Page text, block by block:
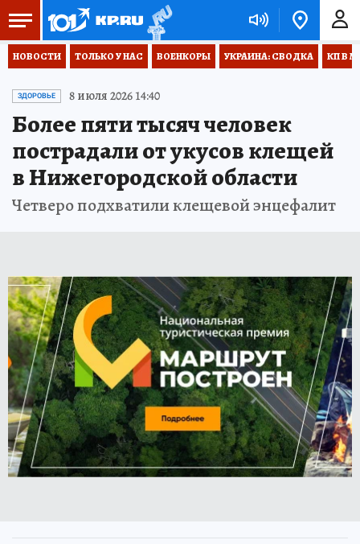
НОВОСТИ ТОЛЬКО У НАС ВОЕНКОРЫ УКРАИНА: СВОДКА КП В
ЗДОРОВЬЕ 8 июля 2026 14:40
Более пяти тысяч человек
пострадали от укусов клещей
в Нижегородской области
Четверо подхватили клещевой энцефалит